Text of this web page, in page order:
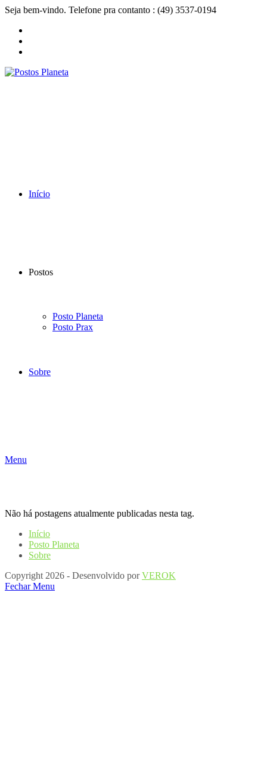
Seja bem-vindo. Telefone pra contanto : (49) 3537-0194
Início
Postos
Posto Planeta
Posto Prax
Sobre
Menu
Não há postagens atualmente publicadas nesta tag.
Início
Posto Planeta
Sobre
Copyright 2026 - Desenvolvido porVEROK
Fechar Menu